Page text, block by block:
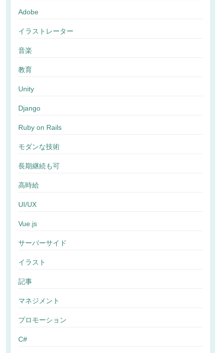
Adobe
イラストレーター
音楽
教育
Unity
Django
Ruby on Rails
モダンな技術
長期継続も可
高時給
UI/UX
Vue.js
サーバーサイド
イラスト
記事
マネジメント
プロモーション
C#